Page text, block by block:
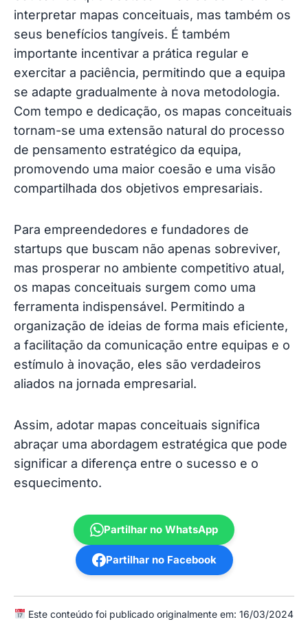
interpretar mapas conceituais, mas também os
seus benefícios tangíveis. É também
importante incentivar a prática regular e
exercitar a paciência, permitindo que a equipa
se adapte gradualmente à nova metodologia.
Com tempo e dedicação, os mapas conceituais
tornam-se uma extensão natural do processo
de pensamento estratégico da equipa,
promovendo uma maior coesão e uma visão
compartilhada dos objetivos empresariais.
Para empreendedores e fundadores de
startups que buscam não apenas sobreviver,
mas prosperar no ambiente competitivo atual,
os mapas conceituais surgem como uma
ferramenta indispensável. Permitindo a
organização de ideias de forma mais eficiente,
a facilitação da comunicação entre equipas e o
estímulo à inovação, eles são verdadeiros
aliados na jornada empresarial.
Assim, adotar mapas conceituais significa
abraçar uma abordagem estratégica que pode
significar a diferença entre o sucesso e o
esquecimento.
Partilhar no WhatsApp
Partilhar no Facebook
Este conteúdo foi publicado originalmente em: 16/03/2024